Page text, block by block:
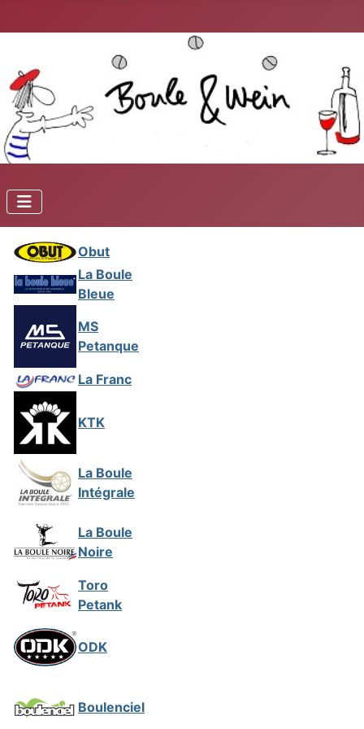
Obut
La Boule
Bleue
MS
Petanque
La Franc
KTK
La Boule
Intégrale
La Boule
Noire
Toro
Petank
ODK
Boulenciel